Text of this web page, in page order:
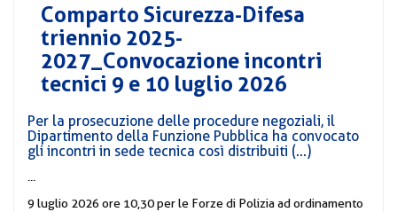
Comparto Sicurezza-Difesa
triennio 2025-
2027_Convocazione incontri
tecnici 9 e 10 luglio 2026
Per la prosecuzione delle procedure negoziali, il
Dipartimento della Funzione Pubblica ha convocato
gli incontri in sede tecnica così distribuiti (...)
9 luglio 2026 ore 10,30 per le Forze di Polizia ad ordinamento